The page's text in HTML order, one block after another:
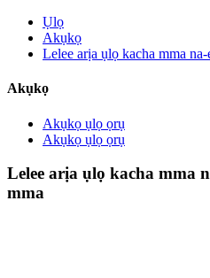
Ụlọ
Akụkọ
Lelee arịa ụlọ kacha mma
Akụkọ
Akụkọ ụlọ ọrụ
Akụkọ ụlọ ọrụ
Lelee arịa ụlọ kacha mma
mma